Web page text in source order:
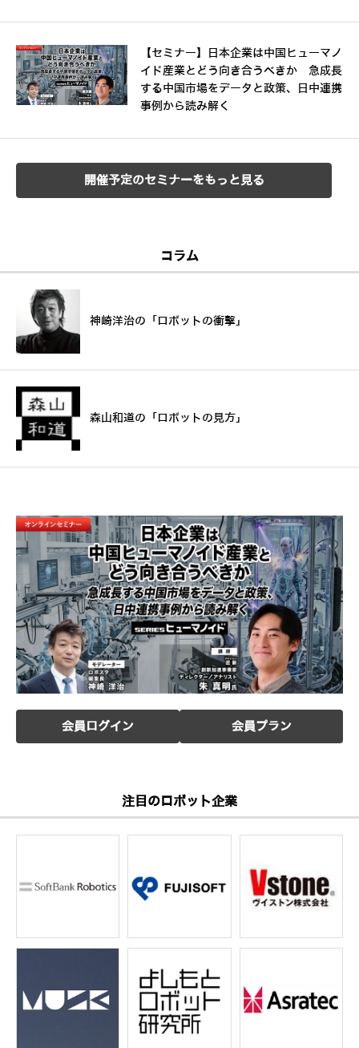
【セミナー】日本企業は中国ヒューマノ
イド産業とどう向き合うべきか 急成長
する中国市場をデータと政策、日中連携
事例から読み解く
開催予定のセミナーをもっと見る
コラム
神崎洋治の「ロボットの衝撃」
森山和道の「ロボットの見方」
会員ログイン 会員プラン
注目のロボット企業